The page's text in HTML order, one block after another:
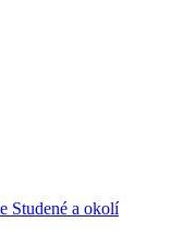
Studené a okolí